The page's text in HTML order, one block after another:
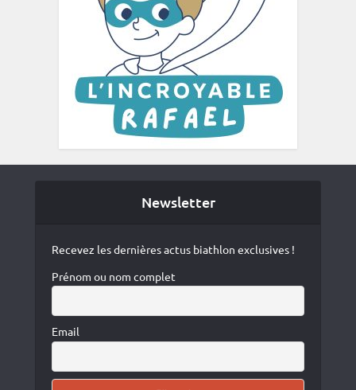
Newsletter
Recevez les dernières actus biathlon exclusives !
Prénom ou nom complet
Email